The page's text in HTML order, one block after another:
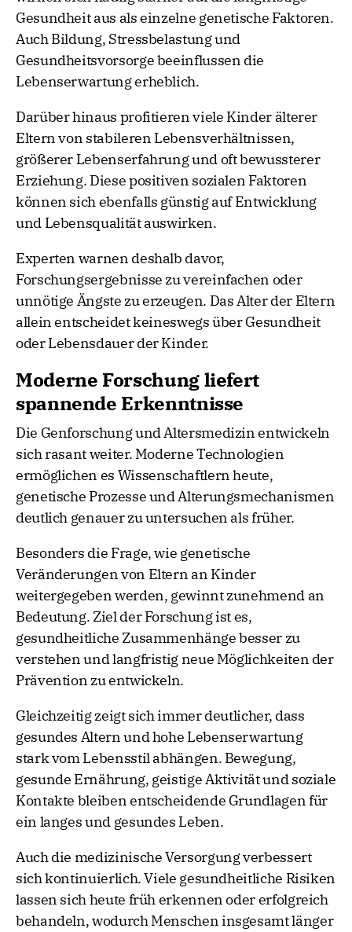
Gesundheit aus als einzelne genetische Faktoren.
Auch Bildung, Stressbelastung und
Gesundheitsvorsorge beeinflussen die
Lebenserwartung erheblich.
Darüber hinaus profitieren viele Kinder älterer
Eltern von stabileren Lebensverhältnissen,
größerer Lebenserfahrung und oft bewussterer
Erziehung. Diese positiven sozialen Faktoren
können sich ebenfalls günstig auf Entwicklung
und Lebensqualität auswirken.
Experten warnen deshalb davor,
Forschungsergebnisse zu vereinfachen oder
unnötige Ängste zu erzeugen. Das Alter der Eltern
allein entscheidet keineswegs über Gesundheit
oder Lebensdauer der Kinder.
Moderne Forschung liefert
spannende Erkenntnisse
Die Genforschung und Altersmedizin entwickeln
sich rasant weiter. Moderne Technologien
ermöglichen es Wissenschaftlern heute,
genetische Prozesse und Alterungsmechanismen
deutlich genauer zu untersuchen als früher.
Besonders die Frage, wie genetische
Veränderungen von Eltern an Kinder
weitergegeben werden, gewinnt zunehmend an
Bedeutung. Ziel der Forschung ist es,
gesundheitliche Zusammenhänge besser zu
verstehen und langfristig neue Möglichkeiten der
Prävention zu entwickeln.
Gleichzeitig zeigt sich immer deutlicher, dass
gesundes Altern und hohe Lebenserwartung
stark vom Lebensstil abhängen. Bewegung,
gesunde Ernährung, geistige Aktivität und soziale
Kontakte bleiben entscheidende Grundlagen für
ein langes und gesundes Leben.
Auch die medizinische Versorgung verbessert
sich kontinuierlich. Viele gesundheitliche Risiken
lassen sich heute früh erkennen oder erfolgreich
behandeln, wodurch Menschen insgesamt länger